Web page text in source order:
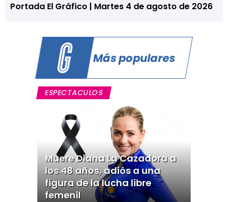
Portada El Gráfico | Martes 4 de agosto de 2026
Más populares
ESPECTACULOS
Muere Diana La Cazadora a
los 48 años, adiós a una
figura de la lucha libre
femenil